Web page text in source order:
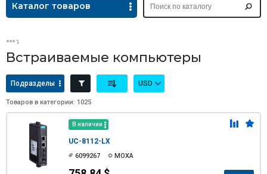
Каталог товаров
Встраиваемые компьютеры
Подразделы USD
Товаров в категории: 1025
В наличии
UC-8112-LX
6099267 MOXA